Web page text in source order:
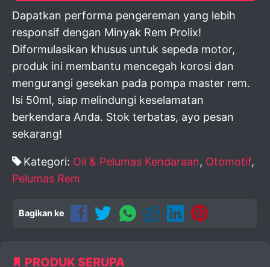
Dapatkan performa pengereman yang lebih
responsif dengan Minyak Rem Prolix!
Diformulasikan khusus untuk sepeda motor,
produk ini membantu mencegah korosi dan
mengurangi gesekan pada pompa master rem.
Isi 50ml, siap melindungi keselamatan
berkendara Anda. Stok terbatas, ayo pesan
sekarang!
Kategori: Oli & Pelumas Kendaraan, Otomotif,
Pelumas Rem
Bagikan ke
PRODUK SERUPA